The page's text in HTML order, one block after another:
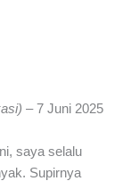
– 7 Juni 2025
saya selalu
Supirnya